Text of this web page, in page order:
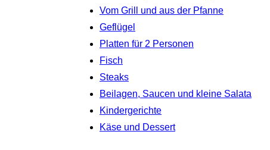
Vom Grill und aus der Pfanne
Geflügel
Platten für 2 Personen
Fisch
Steaks
Beilagen, Saucen und kleine Salata
Kindergerichte
Käse und Dessert